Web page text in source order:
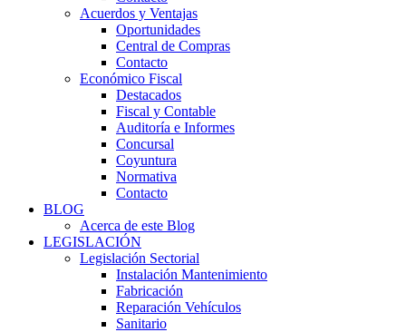
Acuerdos y Ventajas
Oportunidades
Central de Compras
Contacto
Económico Fiscal
Destacados
Fiscal y Contable
Auditoría e Informes
Concursal
Coyuntura
Normativa
Contacto
BLOG
Acerca de este Blog
LEGISLACIÓN
Legislación Sectorial
Instalación Mantenimiento
Fabricación
Reparación Vehículos
Sanitario